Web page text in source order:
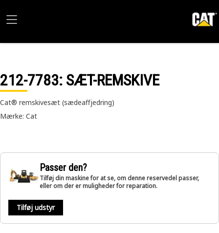
212-7783: SÆT-REMSKIVE
Cat® remskivesæt (sædeaffjedring)
Mærke: Cat
Passer den?
Tilføj din maskine for at se, om denne reservedel passer,
eller om der er muligheder for reparation.
Tilføj udstyr